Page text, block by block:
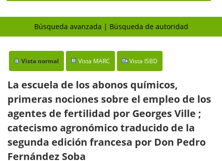
Búsqueda avanzada Búsqueda de autoridad
Vista normal Vista MARC Vista ISBD
La escuela de los abonos químicos,
primeras nociones sobre el empleo de los
agentes de fertilidad por Georges Ville ;
catecismo agronómico traducido de la
segunda edición francesa por Don Pedro
Fernández Soba